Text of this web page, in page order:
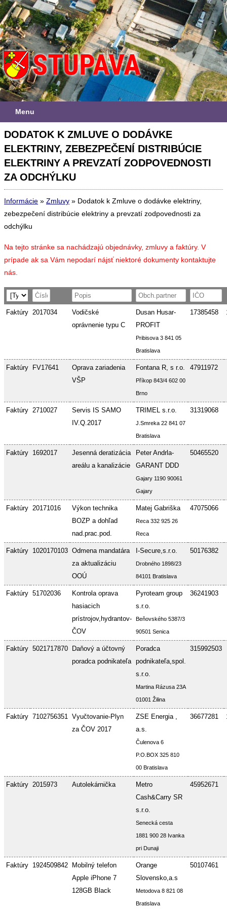
Menu
DODATOK K ZMLUVE O DODÁVKE
ELEKTRINY, ZEBEZPEČENÍ DISTRIBÚCIE
ELEKTRINY A PREVZATÍ ZODPOVEDNOSTI
ZA ODCHÝLKU
Informácie » Zmluvy » Dodatok k Zmluve o dodávke elektriny,
zebezpečení distribúcie elektriny a prevzatí zodpovednosti za
odchýlku
Na tejto stránke sa nachádzajú objednávky, zmluvy a faktúry. V
prípade ak sa Vám nepodarí nájsť niektoré dokumenty kontaktujte
nás.
Faktúry 2017034
Vodičské
oprávnenie typu C
Dusan Husar-
PROFIT
Pribisova 3 841 05
Bratislava
17385458
Faktúry FV17641
Oprava zariadenia
VŠP
Fontana R, s r.o.
Příkop 843/4 602 00
Brno
47911972
Faktúry 2710027
Servis IS SAMO
IV.Q.2017
TRIMEL s.r.o.
J.Smreka 22 841 07
Bratislava
31319068
Faktúry 1692017
Jesenná deratizácia
areálu a kanalizácie
Peter Andrla-
GARANT DDD
Gajary 1190 90061
Gajary
50465520
Faktúry 20171016
Výkon technika
BOZP a dohľad
nad.prac.pod.
Matej Gabriška
Reca 332 925 26
Reca
47075066
Faktúry 1020170103 Odmena mandatára
za aktualizáciu
OOÚ
I-Secure,s.r.o.
Drobného 1898/23
84101 Bratislava
50176382
Faktúry 51702036
Kontrola oprava
hasiacich
prístrojov,hydrantov-
ČOV
Pyroteam group
s.r.o.
Beňovského 5387/3
90501 Senica
36241903
Faktúry 5021717870
Daňový a účtovný
poradca podnikateľa
Poradca
podnikateľa,spol.
s.r.o.
Martina Rázusa 23A
01001 Žilina
315992503
Faktúry 7102756351 Vyučtovanie-Plyn
za ČOV 2017
ZSE Energia ,
a.s.
Čulenova 6
P.O.BOX 325 810
00 Bratislava
36677281
Faktúry 2015973 Autolekárnička
Metro
Cash&Carry SR
s.r.o.
Senecká cesta
1881 900 28 Ivanka
pri Dunaji
45952671
Faktúry 1924509842
Mobilný telefon
Apple iPhone 7
128GB Black
Orange
Slovensko,a.s
Metodova 8 821 08
Bratislava
50107461